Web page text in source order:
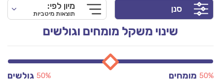
סנן מיון לפי:
תוצאות מיטביות
שינוי משקל מומחים וגולשים
מומחים 50% גולשים 50%